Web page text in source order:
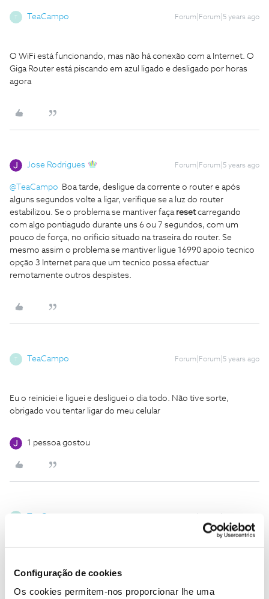
Configuração de cookies
Os cookies permitem-nos proporcionar lhe uma
T TeaCampo Forum|Forum|5 years ago
O WiFi está funcionando, mas não há conexão com a Internet. O
Giga Router está piscando em azul ligado e desligado por horas
agora
Jose Rodrigues Forum|Forum|5 years ago
@TeaCampo Boa tarde, desligue da corrente o router e após
alguns segundos volte a ligar, verifique se a luz do router
estabilizou. Se o problema se mantiver faça resetcarregando
com algo pontiagudo durante uns 6 ou 7 segundos, com um
pouco de força, no orificio situado na traseira do router. Se
mesmo assim o problema se mantiver ligue 16990 apoio tecnico
opção 3 Internet para que um tecnico possa efectuar
remotamente outros despistes.
T TeaCampo Forum|Forum|5 years ago
Eu o reiniciei e liguei e desliguei o dia todo. Não tive sorte,
obrigado vou tentar ligar do meu celular
1 pessoa gostou
1 pessoa gostou